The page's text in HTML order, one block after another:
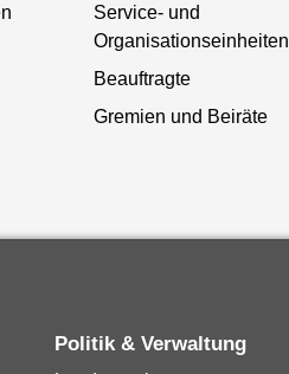
Service- und
Organisationseinheiten
Beauftragte
Gremien und Beiräte
Politik & Verwaltung